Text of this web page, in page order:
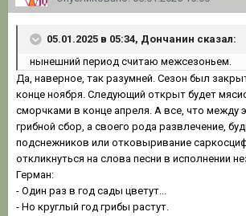
05.01.2025 в 05:34, Дончанин сказал:
нынешний период считаю межсезоньем.
Да, наверное, так разумней. Сезон был
конце ноября. Следующий открыт будет
сморчками в конце апреля. А все, что между
грибной сбор, а своего рода развлечение,
подснежников или отковыривание
откликнуться на слова песни в исполнении
Герман:
- Один раз в год сады цветут...
- Но круглый год грибы растут.